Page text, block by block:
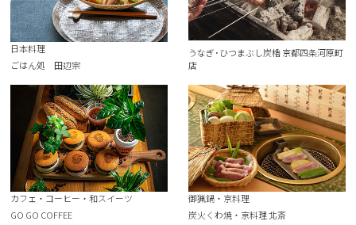
日本料理
ごはん処 田辺宗
うなぎ･ひつまぶし炭櫓 京都四条河原町
店
カフェ・コーヒー・和スイーツ
GO GO COFFEE
御猟鍋・京料理
炭火くわ焼・京料理 北斎